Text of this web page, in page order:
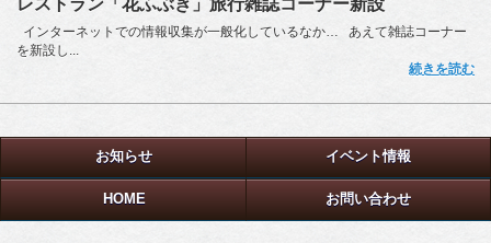
レストラン「花ふぶき」旅行雑誌コーナー新設
インターネットでの情報収集が一般化しているなか… あえて雑誌コーナー
を新設し...
続きを読む
お知らせ イベント情報
HOME お問い合わせ